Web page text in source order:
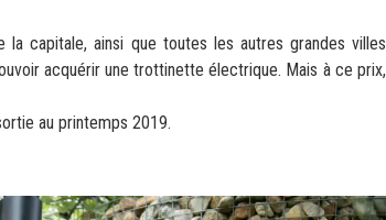
capitale, ainsi que toutes les autres grandes villes
acquérir une trottinette électrique. Mais à ce prix,
au printemps 2019.